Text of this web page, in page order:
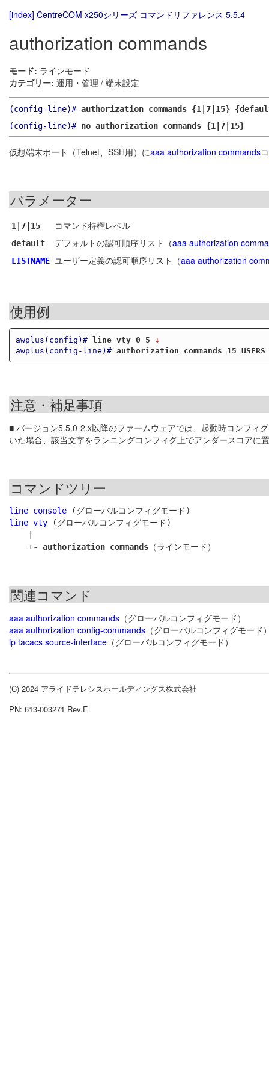
[index] CentreCOM x250シリーズ コマンドリファレンス 5.5.4
authorization commands
モード: ラインモード
カテゴリー: 運用・管理 / 端末設定
(config-line)# authorization commands {1|7|15}
(config-line)# no authorization commands {1|7|15}
仮想端末ポート（Telnet、SSH用）にaaa authorization commands
パラメーター
1|7|15 コマンド特権レベル
default デフォルトの認可順序リスト（aaa authorization
LISTNAME ユーザー定義の認可順序リスト（aaa authorization
使用例
awplus(config)# line vty 0 5 ↓
awplus(config-line)# authorization commands 15 USERS
注意・補足事項
■ バージョン5.5.0-2.x以降のファームウェアでは、起動時コンフィ
いた場合、該当文字をランニングコンフィグ上でアンダースコアに
コマンドツリー
line console
line vty (グローバルコンフィグモード)
    +-
authorization commands
関連コマンド
aaa authorization commands （グローバルコンフィグモード）
aaa authorization config-commands （グローバルコンフィグモード
ip tacacs source-interface （グローバルコンフィグモード）
(C) 2024 アライドテレシスホールディングス株式会社
PN: 613-003271 Rev.F